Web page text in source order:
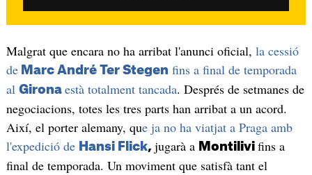
Malgrat que encara no ha arribat l'anunci oficial, la cessió
deMarc André Ter Stegen fins a final de temporada
al Girona està totalment tancada. Després de setmanes de
negociacions, totes les tres parts han arribat a un acord.
Així, el porter alemany, que ja no ha viatjat a Praga amb
l'expedició de Hansi Flick, jugarà a Montilivi fins a
final de temporada. Un moviment que satisfà tant el